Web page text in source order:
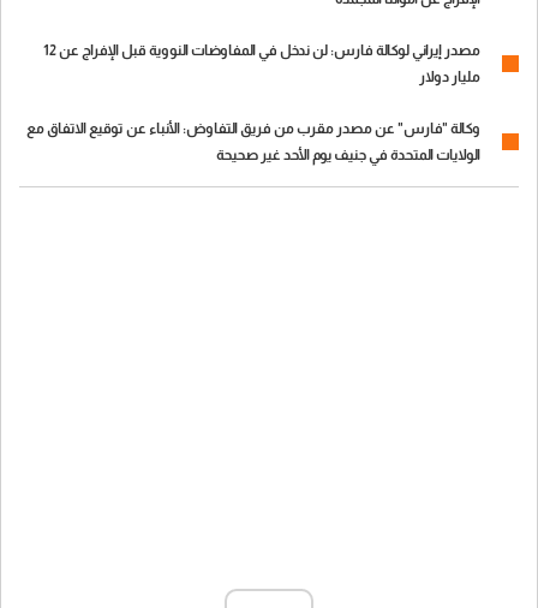
مصدر إيراني لوكالة فارس: لن ندخل في المفاوضات النووية قبل الإفراج عن 12
مليار دولار
وكالة "فارس" عن مصدر مقرب من فريق التفاوض: الأنباء عن توقيع الاتفاق مع
الولايات المتحدة في جنيف يوم الأحد غير صحيحة